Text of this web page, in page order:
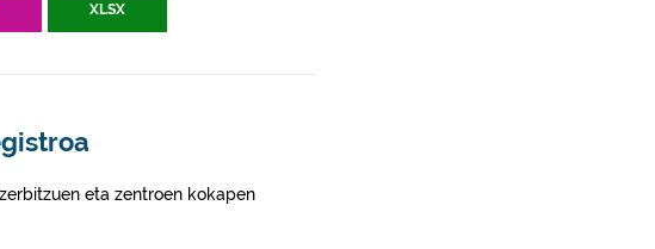
XLSX
eta zentroen kokapen